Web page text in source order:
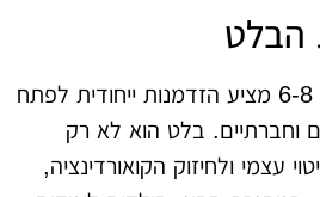
הבלט
חוג בלט לילדים בגילאי 6-8 מציע הזדמנות ייחודית לפתח
וחברתיים. בלט הוא לא רק
עצמי ולחיזוק הקואורדינציה,